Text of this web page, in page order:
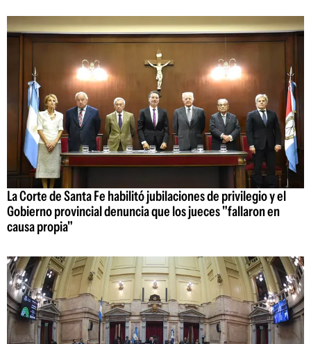
La Corte de Santa Fe habilitó jubilaciones de privilegio y el
Gobierno provincial denuncia que los jueces "fallaron en
causa propia"